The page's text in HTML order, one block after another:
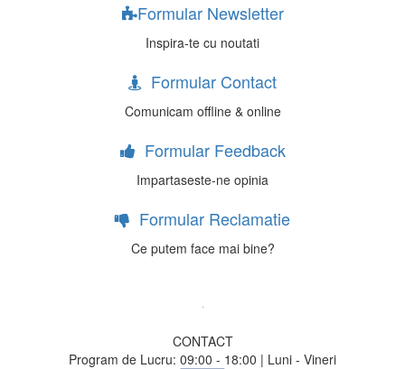
Formular Newsletter
Inspira-te cu noutati
Formular Contact
Comunicam offline & online
Formular Feedback
Impartaseste-ne opinia
Formular Reclamatie
Ce putem face mai bine?
CONTACT
Program de Lucru: 09:00 - 18:00 | Luni - Vineri